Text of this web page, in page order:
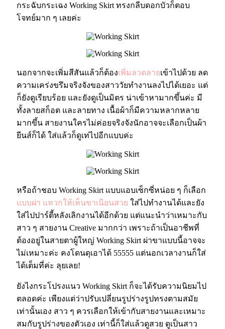
กระฉับกระเฉง Working Skirt ทรงกลีบดอกบัวก็ตอบ
โจทย์มาก ๆ เลยค่ะ
นอกจากจะเพิ่มสีสันแล้วก็ต้องเพิ่มลวดลายเข้าไปด้วย ลด
ความเคร่งขรึมจริงจังของสาววัยทำงานลงไปได้เยอะ แต่
ก็ยังดูเรียบร้อย และยังดูเป็นมิตร น่าเข้าหามากขึ้นค่ะ มี
ทั้งลายสก็อต และลายทาง เนื้อผ้าก็มีความหลากหลาย
มากขึ้น สายงานใครไม่ค่อยจริงจังนักอาจจะเลือกเป็นผ้า
ยีนส์ก็ได้ ใส่แล้วก็ดูเท่ไปอีกแบบค่ะ
หรือถ้าชอบ Working Skirt แบบแอบเซ็กซี่หน่อย ๆ ก็เลือก
แบบผ่า แหวกให้เห็นขาเนียนสวย ใส่ไปทำงานได้และยัง
ใส่ไปปาร์ตี้หลังเลิกงานได้อีกด้วย แต่แนะนำว่าเหมาะกับ
สาว ๆ สายงาน Creative มากกว่า เพราะถ้าเป็นอาชีพที่
ต้องอยู่ในสายตาผู้ใหญ่ Working Skirt ผ่าขาแบบนี้อาจจะ
ไม่เหมาะค่ะ คงโดนดุเอาได้ 55555 แต่นอกเวลางานก็ใส่
ได้เต็มที่ค่ะ ลุยเลย!
ยังไงกระโปรงแนว Working Skirt ก็จะได้รับความนิยมไป
ตลอดค่ะ เพียงแต่ว่าปรับเปลี่ยนรูปร่างรูปทรงตามสมัย
เท่านั้นเอง สาว ๆ ควรเลือกให้เข้ากับสายงานและเหมาะ
สมกับรูปร่างของตัวเอง เท่านี้ก็ใส่แล้วดูสวย ดูเป็นสาว